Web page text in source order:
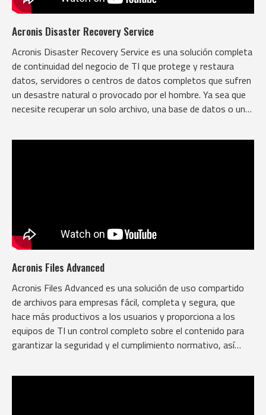
Acronis Disaster Recovery Service
Acronis Disaster Recovery Service es una solución completa
de continuidad del negocio de TI que protege y restaura
datos, servidores o centros de datos completos que sufren
un desastre natural o provocado por el hombre. Ya sea que
necesite recuperar un solo archivo, una base de datos o un
Acronis Files Advanced
Acronis Files Advanced es una solución de uso compartido
de archivos para empresas fácil, completa y segura, que
hace más productivos a los usuarios y proporciona a los
equipos de TI un control completo sobre el contenido para
garantizar la seguridad y el cumplimiento normativo, así